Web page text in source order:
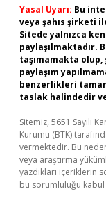
Yasal Uyarı: Bu
veya şahıs şirketi
Sitede yalnızca
paylaşılmaktadır.
taşımamakta
paylaşım
benzerlikleri
taslak halindedir
Sitemiz, 5651 Sayılı
Kurumu (BTK)
vermektedir. Bu
veya araştırma
yazdıkları içeriklerin
bu sorumluluğu kabul